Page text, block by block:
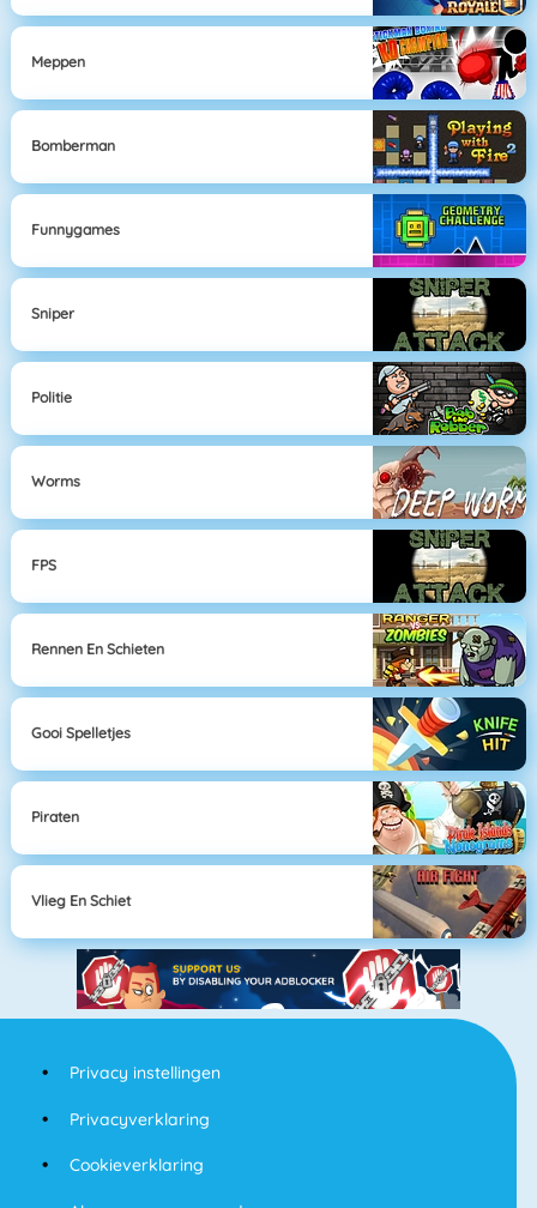
Meppen
Bomberman
Funnygames
Sniper
Politie
Worms
FPS
Rennen En Schieten
Gooi Spelletjes
Piraten
Vlieg En Schiet
Privacy instellingen
Privacyverklaring
Cookieverklaring